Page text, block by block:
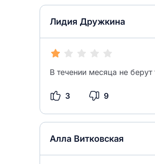
Лидия Дружкина
В течении месяца не
3 9
Алла Витковская